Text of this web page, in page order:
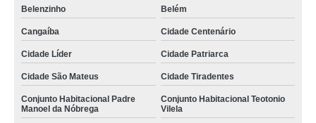
onde tem piso vinílico durafloor dallas Belém
piso vinílico durafloor boston Jardim Santa Adélia
Belenzinho Belém
Cangaíba Cidade Centenário
Cidade Líder Cidade Patriarca
Cidade São Mateus Cidade Tiradentes
Conjunto Habitacional Padre
Manoel da Nóbrega
Conjunto Habitacional Teotonio
Vilela